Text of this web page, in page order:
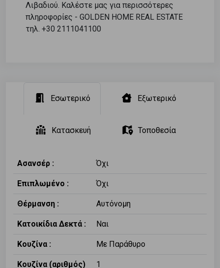
Λιβαδιού. Καλέστε μας για περισσότερες
πληροφορίες - GOLDEN HOME REAL ESTATE
τηλ. +30 2111041100
Εσωτερικό Εξωτερικό
Κατασκευή Τοποθεσία
Ασανσέρ : Όχι
Επιπλωμένο : Όχι
Θέρμανση : Αυτόνομη
Κατοικίδια Δεκτά : Ναι
Κουζίνα : Με Παράθυρο
Κουζίνα (αριθμός)
1